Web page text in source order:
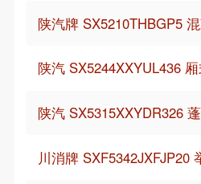
陕汽牌 SX5210THBGP5
陕汽 SX5244XXYUL436
陕汽 SX5315XXYDR326
川消牌 SXF5342JXFJP20